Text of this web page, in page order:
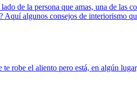
de la persona que amas, una de las
algunos consejos de interiorismo
robe el aliento pero está, en algún